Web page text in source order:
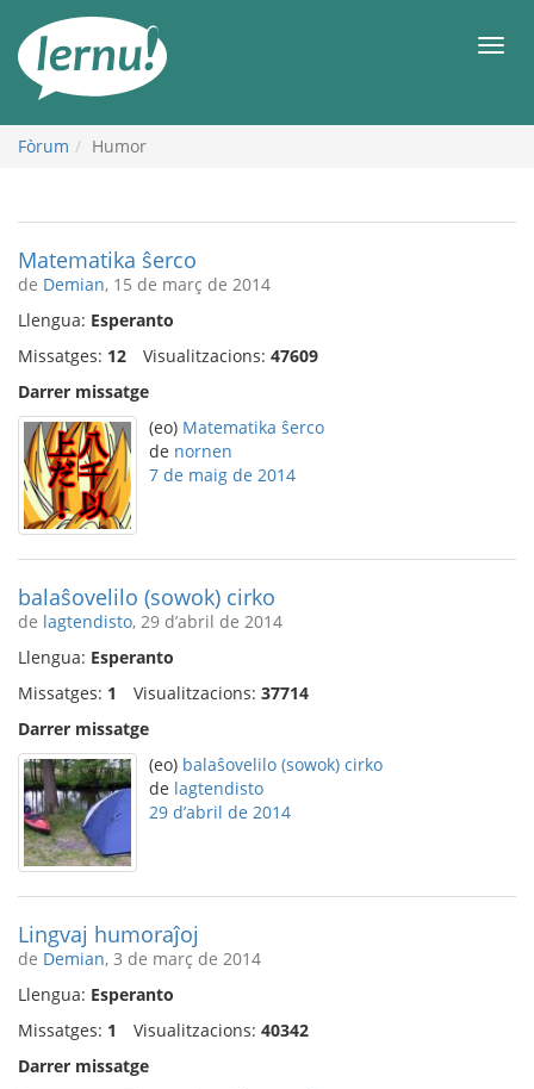
contingut
Fòrum Humor
Matematika ŝerco
de Demian, 15 de març de 2014
Llengua: Esperanto
Missatges: 12 Visualitzacions: 47609
Darrer missatge
(eo) Matematika ŝerco
de nornen
7 de maig de 2014
balaŝovelilo (sowok) cirko
de lagtendisto, 29 d’abril de 2014
Llengua: Esperanto
Missatges: 1 Visualitzacions: 37714
Darrer missatge
(eo) balaŝovelilo (sowok) cirko
de lagtendisto
29 d’abril de 2014
Lingvaj humoraĵoj
de Demian, 3 de març de 2014
Llengua: Esperanto
Missatges: 1 Visualitzacions: 40342
Darrer missatge